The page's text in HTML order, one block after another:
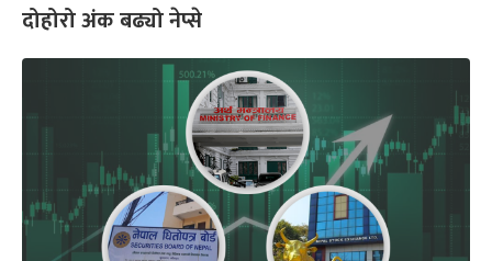
दोहोरो अंक बढ्यो नेप्से